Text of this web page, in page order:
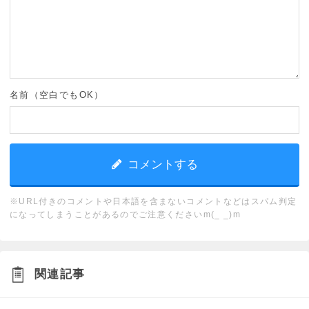
名前（空白でもOK）
※URL付きのコメントや日本語を含まないコメントなどはスパム判定
になってしまうことがあるのでご注意くださいm(_ _)m
関連記事